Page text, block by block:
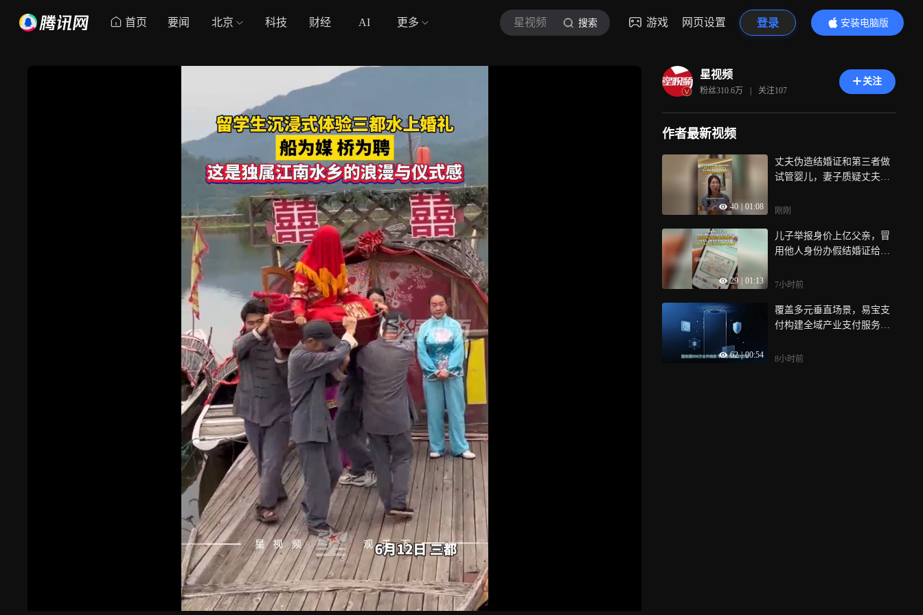
首页 要闻 北京 科技 财经 AI 更多 星视频 搜索 游戏 网页设置 登录
安装电脑版
内容更精彩
星视频
粉丝310.6万 | 关注107
关注
作者最新视频
40 01:08
丈夫伪造结婚证和第三者做
试管婴儿，妻子质疑丈夫回
刚刚
29 01:13
儿子举报身价上亿父亲，冒
用他人身份办假结婚证给私
7小时前
62 | 00:54
覆盖多元垂直场景，易宝支
付构建全域产业支付服务体
8小时前